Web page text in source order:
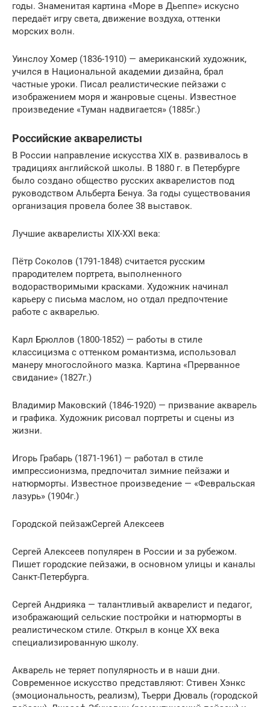
годы. Знаменитая картина «Море в Дьеппе» искусно
передаёт игру света, движение воздуха, оттенки
морских волн.
Уинслоу Хомер (1836-1910) — американский художник,
учился в Национальной академии дизайна, брал
частные уроки. Писал реалистические пейзажи с
изображением моря и жанровые сцены. Известное
произведение «Туман надвигается» (1885г.)
Российские акварелисты
В России направление искусства XIX в. развивалось в
традициях английской школы. В 1880 г. в Петербурге
было создано общество русских акварелистов под
руководством Альберта Бенуа. За годы существования
организация провела более 38 выставок.
Лучшие акварелисты XIX-XXI века:
Пётр Соколов (1791-1848) считается русским
прародителем портрета, выполненного
водорастворимыми красками. Художник начинал
карьеру с письма маслом, но отдал предпочтение
работе с акварелью.
Карл Брюллов (1800-1852) — работы в стиле
классицизма с оттенком романтизма, использовал
манеру многослойного мазка. Картина «Прерванное
свидание» (1827г.)
Владимир Маковский (1846-1920) — призвание акварель
и графика. Художник рисовал портреты и сцены из
жизни.
Игорь Грабарь (1871-1961) — работал в стиле
импрессионизма, предпочитал зимние пейзажи и
натюрморты. Известное произведение — «Февральская
лазурь» (1904г.)
Городской пейзажCергей Алексеев
Cергей Алексеев популярен в России и за рубежом.
Пишет городские пейзажи, в основном улицы и каналы
Санкт-Петербурга.
Сергей Андрияка — талантливый акварелист и педагог,
изображающий сельские постройки и натюрморты в
реалистическом стиле. Открыл в конце XX века
специализированную школу.
Акварель не теряет популярность и в наши дни.
Современное искусство представляют: Стивен Хэнкс
(эмоциональность, реализм), Тьерри Дюваль (городской